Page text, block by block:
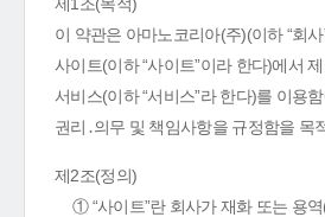
이 약관은 아마노코리아(주)(이하 “회
사이트(이하 “사이트”이라 한다)에서
서비스(이하 “서비스”라 한다)를 이용
권리․의무 및 책임사항을 규정함을 목
제2조(정의)
① “사이트”란 회사가 재화 또는 용역